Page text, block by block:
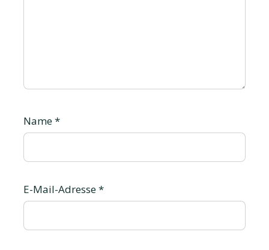
Name*
E-Mail-Adresse*